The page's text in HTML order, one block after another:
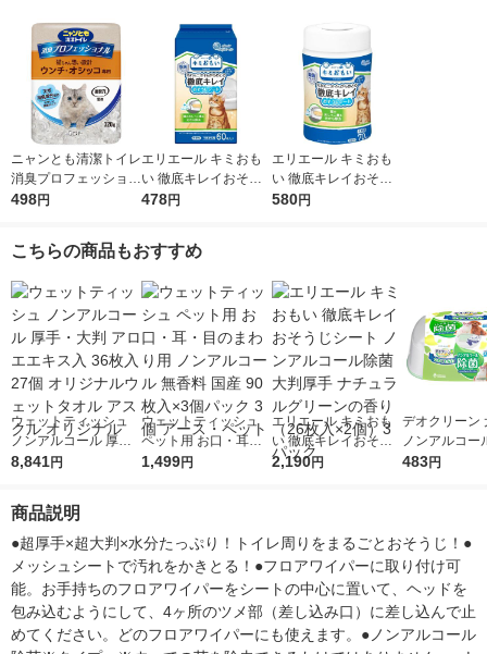
ニャンとも清潔トイレ
消臭プロフェッショナ
ルビーズ 猫用 ウン
個 エステー
498円
エリエール キミおも
い 徹底キレイおそう
じシート 除菌アルコ
478円
エリエール キミおも
い 徹底キレイおそう
じシート 除菌アルコ
580円
こちらの商品もおすすめ
ウェットティッシュ
ノンアルコール 厚
手・大判 アロエエキ
ル アスクル オリジナ
ル
8,841円
ウェットティッシュ
ペット用 お口・耳・
目のまわり用 ノンア
1,499円
エリエール キミおも
い 徹底キレイおそう
じシート ノンアルコ
ック
2,190円
デオクリーン
ノンアルコー
ウェットティ
483円
商品説明
●超厚手×超大判×水分たっぷり！トイレ周りをまるごとおそうじ！●
メッシュシートで汚れをかきとる！●フロアワイパーに取り付け可
能。お手持ちのフロアワイパーをシートの中心に置いて、ヘッドを
包み込むようにして、4ヶ所のツメ部（差し込み口）に差し込んで止
めてください。どのフロアワイパーにも使えます。●ノンアルコール